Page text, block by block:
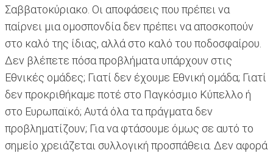
Σαββατοκύριακο. Οι αποφάσεις που πρέπει να
παίρνει μια ομοσπονδία δεν πρέπει να αποσκοπούν
στο καλό της ίδιας, αλλά στο καλό του ποδοσφαίρου.
Δεν βλέπετε πόσα προβλήματα υπάρχουν στις
Εθνικές ομάδες; Γιατί δεν έχουμε Εθνική ομάδα; Γιατί
δεν προκριθήκαμε ποτέ στο Παγκόσμιο Κύπελλο ή
στο Ευρωπαϊκό; Αυτά όλα τα πράγματα δεν
προβληματίζουν; Για να φτάσουμε όμως σε αυτό το
σημείο χρειάζεται συλλογική προσπάθεια. Δεν αφορά